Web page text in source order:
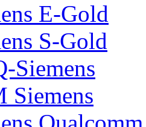
E-Gold
S-Gold
Siemens
Siemens